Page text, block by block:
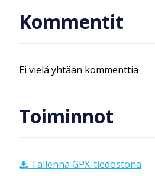
Kommentit
Ei vielä yhtään kommenttia
Toiminnot
Tallenna GPX-tiedostona